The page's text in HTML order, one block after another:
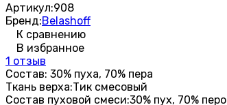
Артикул:908
Бренд:Belashoff
К сравнению
В избранное
1 отзыв
Состав: 30% пуха, 70% пера
Ткань верха:Тик смесовый
Состав пуховой смеси:30% пух, 70% перо